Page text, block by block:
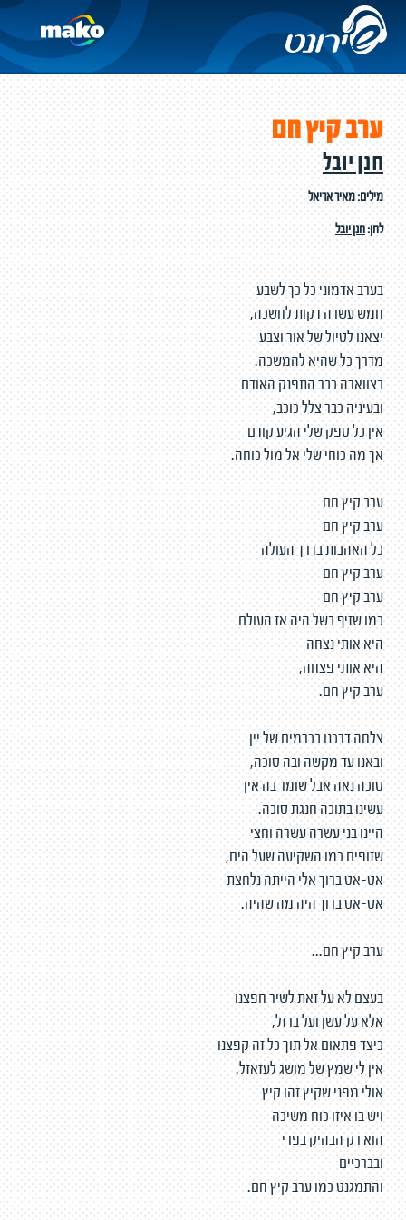
ערב קיץ חם
חנן יובל
מילים:מאיר אריאל
לחן:חנן יובל
בערב אדמוני כל כך לשבע
חמש עשרה דקות לחשכה,
יצאנו לטיול של אור וצבע
מדרך כל שהיא להמשכה.
בצווארה כבר התפנק האודם
ובעיניה כבר צלל כוכב,
אין כל ספק שלי הגיע קודם
אך מה כוחי שלי אל מול כוחה.
ערב קיץ חם
ערב קיץ חם
כל האהבות בדרך העולה
ערב קיץ חם
ערב קיץ חם
כמו שזיף בשל היה אז העולם
היא אותי נצחה
היא אותי פצחה,
ערב קיץ חם.
צלחה דרכנו בכרמים של יין
ובאנו עד מקשה ובה סוכה,
סוכה נאה אבל שומר בה אין
עשינו בתוכה חנגת סוכה.
היינו בני עשרה עשרה וחצי
שזופים כמו השקיעה שעל הים,
אט-אט ברוך אלי הייתה נלחצת
אט-אט ברוך היה מה שהיה.
ערב קיץ חם...
בעצם לא על זאת לשיר חפצנו
אלא על עשן ועל ברזל,
כיצד פתאום אל תוך כל זה קפצנו
אין לי שמץ של מושג לעזאזל.
אולי מפני שקיץ זהו קיץ
ויש בו איזו כוח משיכה
הוא רק הבהיק בפרי
ובברכיים
והתמגנט כמו ערב קיץ חם.